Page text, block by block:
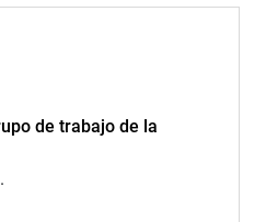
de trabajo de la